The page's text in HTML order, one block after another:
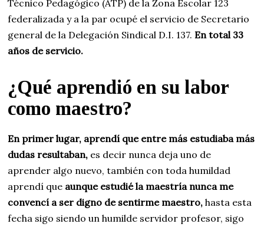
Técnico Pedagógico (ATP) de la Zona Escolar 123
federalizada y a la par ocupé el servicio de Secretario
general de la Delegación Sindical D.I. 137. En total 33
años de servicio.
¿Qué aprendió en su labor
como maestro?
En primer lugar, aprendí que entre más estudiaba más
dudas resultaban, es decir nunca deja uno de
aprender algo nuevo, también con toda humildad
aprendí que aunque estudié la maestría nunca me
convencí a ser digno de sentirme maestro, hasta esta
fecha sigo siendo un humilde servidor profesor, sigo